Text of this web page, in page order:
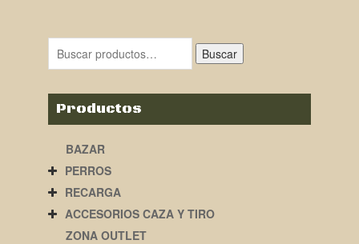
Buscar
Productos
BAZAR
PERROS
RECARGA
ACCESORIOS CAZA Y TIRO
ZONA OUTLET